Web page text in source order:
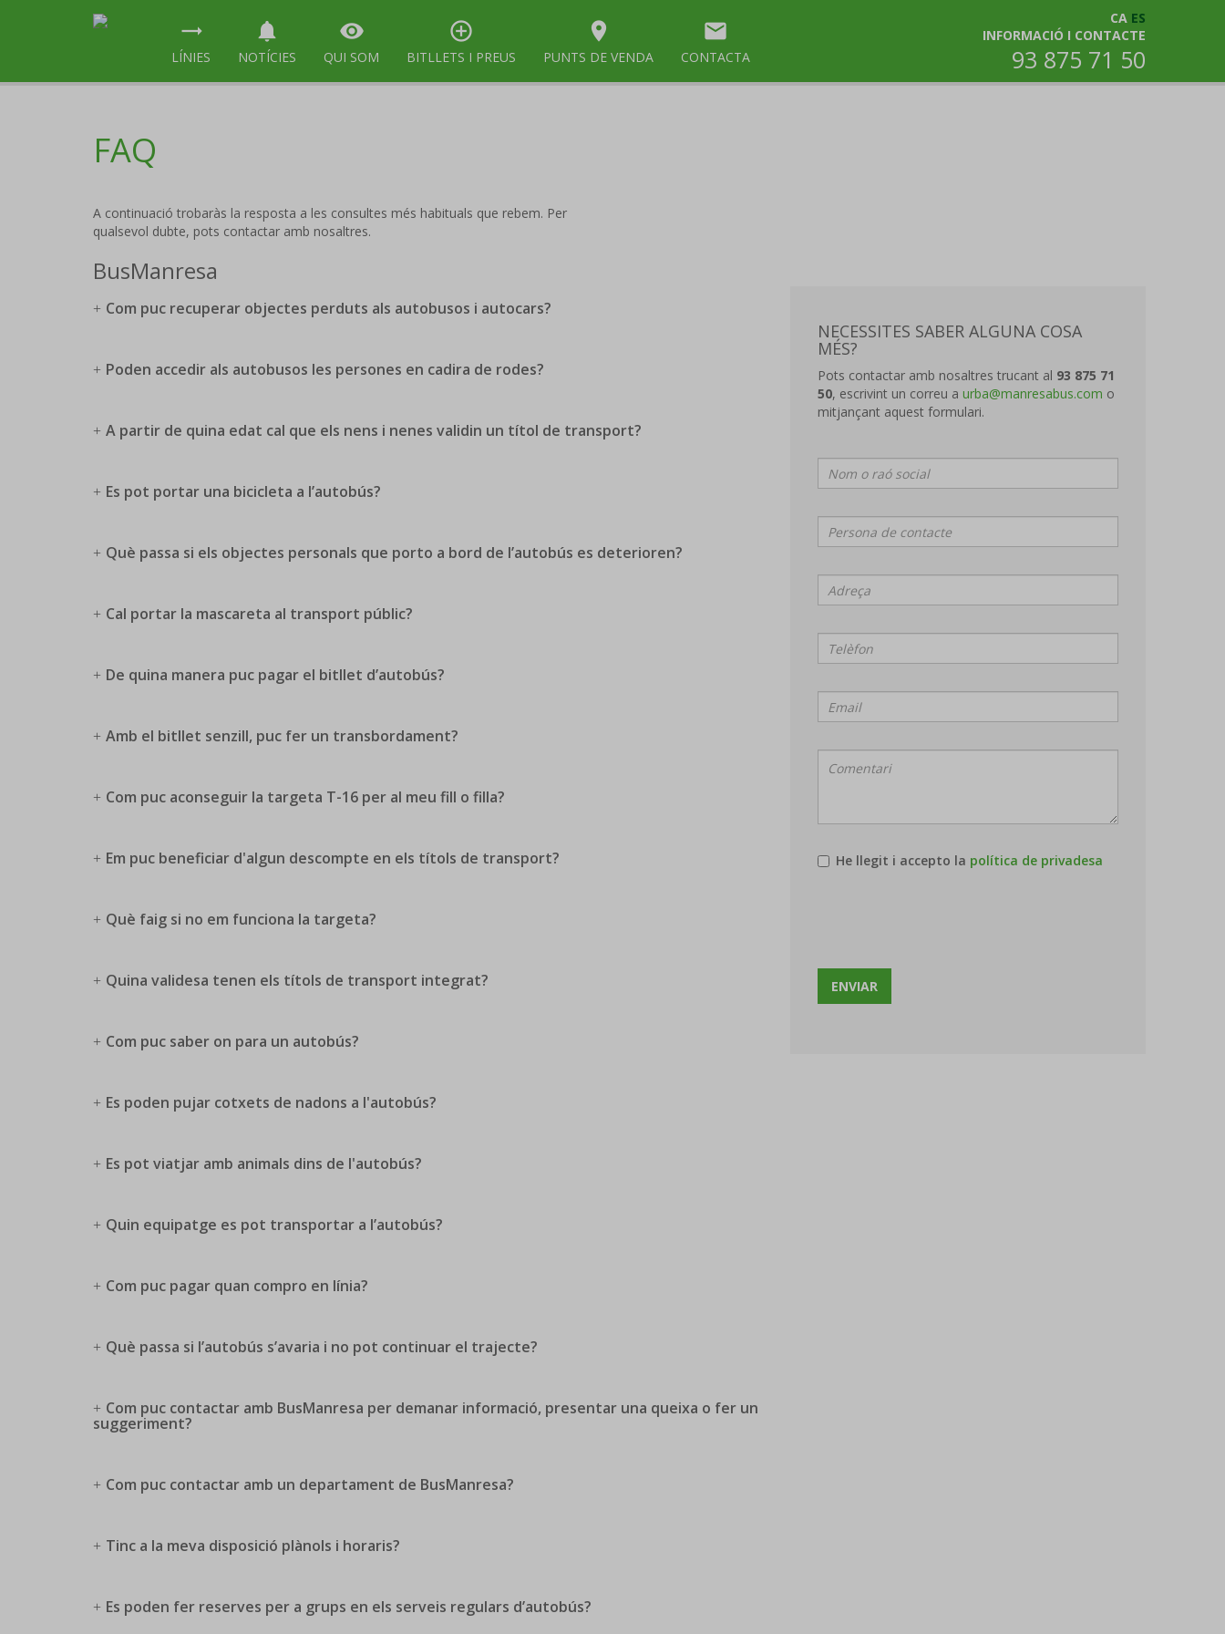
CA ES
INFORMACIÓ I CONTACTE
93 875 71 50
trending_flat
LÍNIES
notifications
NOTÍCIES
visibility
QUI SOM
control_point
BITLLETS I PREUS
room
PUNTS DE VENDA
mail
CONTACTA
FAQ
A continuació trobaràs la resposta a les consultes més habituals que rebem. Per
qualsevol dubte, pots contactar amb nosaltres.
BusManresa
Com puc recuperar objectes perduts als autobusos i autocars?
Poden accedir als autobusos les persones en cadira de rodes?
A partir de quina edat cal que els nens i nenes validin un títol de transport?
Es pot portar una bicicleta a l’autobús?
Què passa si els objectes personals que porto a bord de l’autobús es deterioren?
Cal portar la mascareta al transport públic?
De quina manera puc pagar el bitllet d’autobús?
Amb el bitllet senzill, puc fer un transbordament?
Com puc aconseguir la targeta T-16 per al meu fill o filla?
Em puc beneficiar d'algun descompte en els títols de transport?
Què faig si no em funciona la targeta?
Quina validesa tenen els títols de transport integrat?
Com puc saber on para un autobús?
Es poden pujar cotxets de nadons a l'autobús?
Es pot viatjar amb animals dins de l'autobús?
Quin equipatge es pot transportar a l’autobús?
Com puc pagar quan compro en línia?
Què passa si l’autobús s’avaria i no pot continuar el trajecte?
Com puc contactar amb BusManresa per demanar informació, presentar una queixa o fer un
suggeriment?
Com puc contactar amb un departament de BusManresa?
Tinc a la meva disposició plànols i horaris?
Es poden fer reserves per a grups en els serveis regulars d’autobús?
NECESSITES SABER ALGUNA COSA
MÉS?
Pots contactar amb nosaltres trucant al 93 875 71
50, escrivint un correu a urba@manresabus.com o
mitjançant aquest formulari.
He llegit i accepto la política de privadesa
ENVIAR